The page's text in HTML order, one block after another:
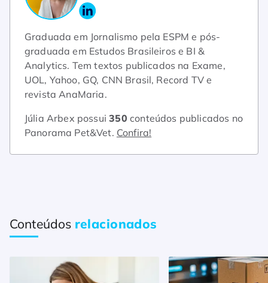
Graduada em Jornalismo pela ESPM e pós-
graduada em Estudos Brasileiros e BI &
Analytics. Tem textos publicados na Exame,
UOL, Yahoo, GQ, CNN Brasil, Record TV e
revista AnaMaria.
Júlia Arbex possui350 conteúdos publicados no
Panorama Pet&Vet. Confira!
Conteúdos relacionados